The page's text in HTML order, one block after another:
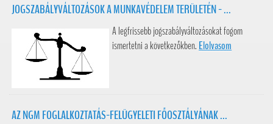
JOGSZABÁLYVÁLTOZÁSOK A MUNKAVÉDELEM TERÜLETÉN - ...
A legfrissebb jogszabályváltozásokat fogom
ismertetni a következőkben. Elolvasom
AZ NGM FOGLALKOZTATÁS-FELÜGYELETI FŐOSZTÁLYÁNAK ...